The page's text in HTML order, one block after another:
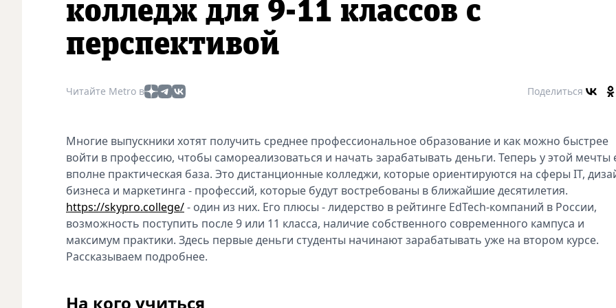
колледж для 9-11 классов с
перспективой
Читайте Metro в Поделиться
Многие выпускники хотят получить среднее профессиональное образование и как можно быстрее
войти в профессию, чтобы самореализоваться и начать зарабатывать деньги. Теперь у этой мечты
вполне практическая база. Это дистанционные колледжи, которые ориентируются на сферы IT,
бизнеса и маркетинга - профессий, которые будут востребованы в ближайшие десятилетия.
https://skypro.college/- один из них. Его плюсы - лидерство в рейтинге EdTech-компаний в России,
возможность поступить после 9 или 11 класса, наличие собственного современного кампуса и
максимум практики. Здесь первые деньги студенты начинают зарабатывать уже на втором курсе.
Рассказываем подробнее.
На кого учиться